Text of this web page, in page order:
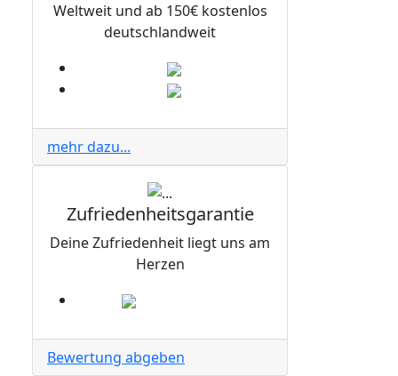
Weltweit und ab 150€ kostenlos
deutschlandweit
mehr dazu...
Zufriedenheitsgarantie
Deine Zufriedenheit liegt uns am
Herzen
Bewertung abgeben